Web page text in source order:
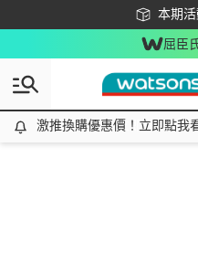
本期
下載
屈臣
激推換購優惠價！立即點我看
激推換購優惠價！立即點我